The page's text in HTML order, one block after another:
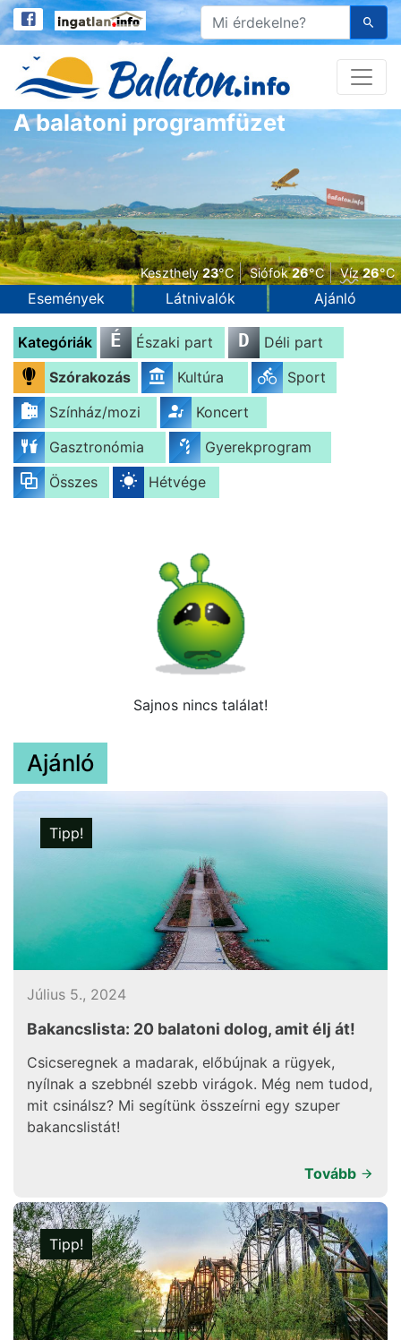
A balatoni programfüzet
Keszthely 23°C Siófok 26°C Víz 26°C
Események Látnivalók Ajánló
Kategóriák É Északi part D
Déli part
Szórakozás
Kultúra
Sport
Színház/mozi
Koncert
Gasztronómia
Gyerekprogram
Összes
Hétvége
Sajnos nincs találat!
Ajánló
Tipp!
Július 5., 2024
Bakancslista: 20 balatoni dolog, amit élj át!
Csicseregnek a madarak, előbújnak a rügyek,
nyílnak a szebbnél szebb virágok. Még nem tudod,
mit csinálsz? Mi segítünk összeírni egy szuper
bakancslistát!
Tovább
Tipp!